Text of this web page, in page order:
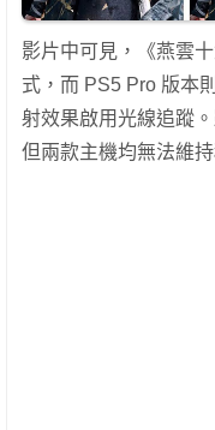
影片中可見，《燕雲
式，而 PS5 Pro 版本
射效果啟用光線追蹤
但兩款主機均無法維